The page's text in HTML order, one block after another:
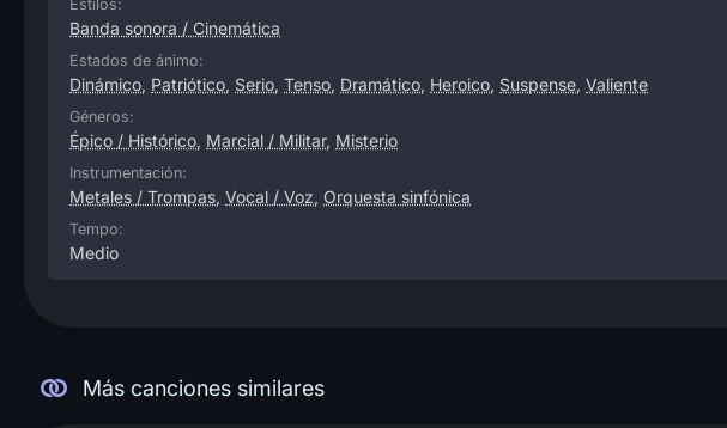
Estilos:
Banda sonora / Cinemática
Estados de ánimo:
Dinámico, Patriótico, Serio, Tenso, Dramático, Heroico, Suspense, Valiente
Géneros:
Épico / Histórico, Marcial / Militar, Misterio
Instrumentación:
Metales / Trompas, Vocal / Voz, Orquesta sinfónica
Tempo:
Medio
Más canciones similares